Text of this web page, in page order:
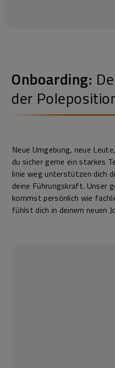
Onboarding:
der
Neue Umgebung, neue
du sicher gerne ein starkes
linie weg unter­stützen dich
deine Führungs­kraft. Unser
kommst persönlich wie
fühlst dich in deinem neuen